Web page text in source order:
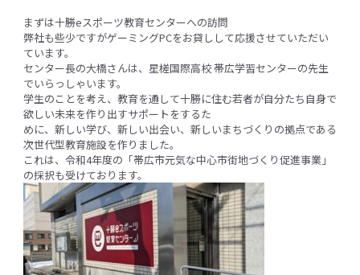
まずは十勝eスポーツ教育センターへの訪問
弊社も些少ですがゲーミングPCをお貸しして応援させていただい
ています。
センター長の大橋さんは、星槎国際高校 帯広学習センターの先生
でいらっしゃいます。
学生のことを考え、教育を通して十勝に住む若者が自分たち自身で
欲しい未来を作り出すサポートをするた
めに、新しい学び、新しい出会い、新しいまちづくりの拠点である
次世代型教育施設を作りました。
これは、令和4年度の「帯広市元気な中心市街地づくり促進事業」
の採択も受けております。